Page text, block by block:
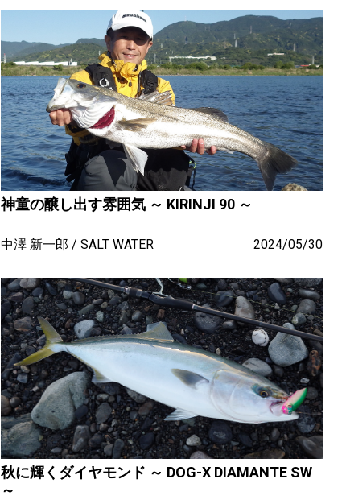
神童の醸し出す雰囲気 ～ KIRINJI 90 ～
中澤 新一郎 SALT WATER 2024/05/30
秋に輝くダイヤモンド ～ DOG-X DIAMANTE SW
～